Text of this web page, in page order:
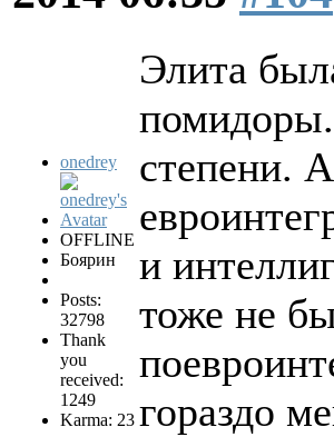
onedrey
OFFLINE
Боярин
Posts:
32798
Thank
you
received:
1249
Karma: 23
Элита
помидоры.
степени.
и
тоже не
гораздо